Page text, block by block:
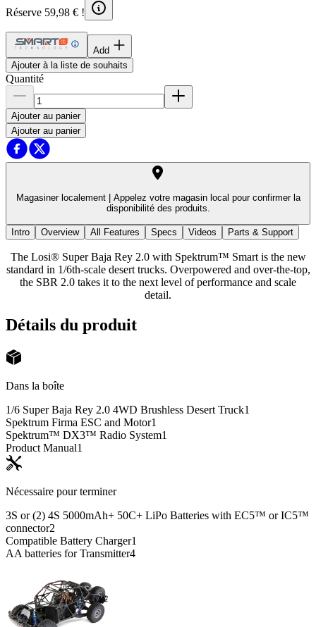
Réserve 59,98 € !
Add
Ajouter à la liste de souhaits
Quantité
Ajouter au panier
Ajouter au panier
Magasiner localement |
Appelez votre magasin local pour confirmer la
disponibilité des produits.
Intro Overview All Features Specs Videos Parts & Support
The Losi® Super Baja Rey 2.0 with Spektrum™ Smart is the new
standard in 1/6th-scale desert trucks. Overpowered and over-the-top,
the SBR 2.0 takes it to the next level of performance and scale
detail.
Détails du produit
Dans la boîte
1/6 Super Baja Rey 2.0 4WD Brushless Desert Truck1
Spektrum Firma ESC and Motor1
Spektrum™ DX3™ Radio System1
Product Manual1
Nécessaire pour terminer
3S or (2) 4S 5000mAh+ 50C+ LiPo Batteries with EC5™ or IC5™
connector2
Compatible Battery Charger1
AA batteries for Transmitter4